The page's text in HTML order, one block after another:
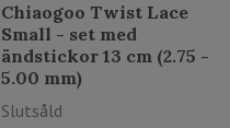
Chiaogoo Twist Lace
Small - set med
ändstickor 13 cm (2.75 -
5.00 mm)
Slutsåld